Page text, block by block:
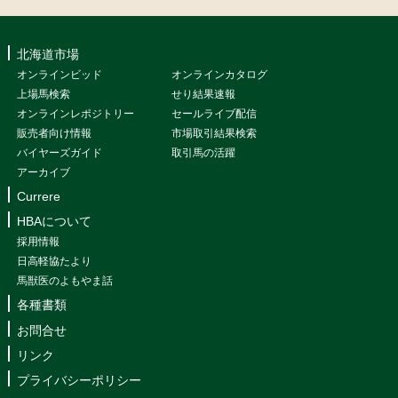
北海道市場
オンラインビッド
オンラインカタログ
上場馬検索
せり結果速報
オンラインレポジトリー
セールライブ配信
販売者向け情報
市場取引結果検索
バイヤーズガイド
取引馬の活躍
アーカイブ
Currere
HBAについて
採用情報
日高軽協たより
馬獣医のよもやま話
各種書類
お問合せ
リンク
プライバシーポリシー